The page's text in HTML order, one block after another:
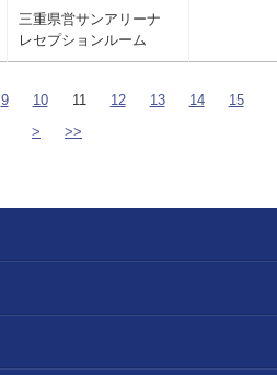
三重県営サンアリーナ
レセプションルーム
9 10 11 12 13 14
15
> >>